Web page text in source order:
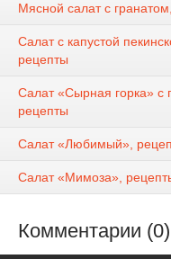
Мясной салат с
Салат с капустой
рецепты
Салат «Сырная горка» с
рецепты
Салат «Любимый»,
Салат «Мимоза»,
Комментарии (0)